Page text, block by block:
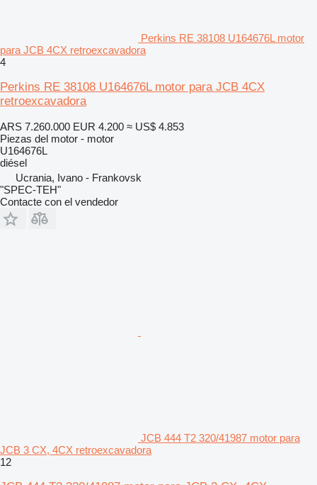
Perkins RE 38108 U164676L motor
para JCB 4CX retroexcavadora
4
Perkins RE 38108 U164676L motor para JCB 4CX
retroexcavadora
ARS 7.260.000 EUR 4.200 ≈ US$ 4.853
Piezas del motor - motor
U164676L
diésel
Ucrania, Ivano - Frankovsk
"SPEC-TEH"
Contacte con el vendedor
JCB 444 T2 320/41987 motor para
JCB 3 CX, 4CX retroexcavadora
12